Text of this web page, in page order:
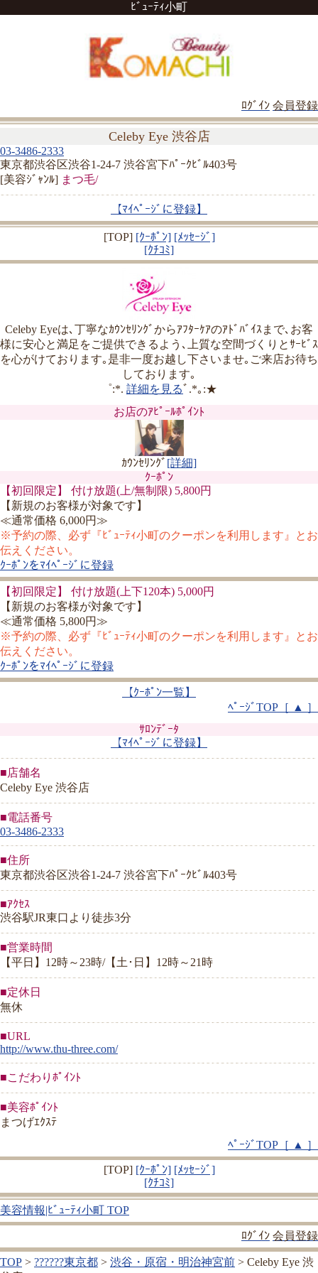
ﾋﾞｭｰﾃｨ小町
ﾛｸﾞｲﾝ 会員登録
Celeby Eye 渋谷店
03-3486-2333
東京都渋谷区渋谷1-24-7 渋谷宮下ﾊﾟｰｸﾋﾞﾙ403号
[美容ｼﾞｬﾝﾙ] まつ毛/
【ﾏｲﾍﾟｰｼﾞに登録】
[TOP] [ｸｰﾎﾟﾝ] [ﾒｯｾｰｼﾞ]
[ｸﾁｺﾐ]
Celeby Eyeは､丁寧なｶｳﾝｾﾘﾝｸﾞからｱﾌﾀｰｹｱのｱﾄﾞﾊﾞｲｽまで､お客
様に安心と満足をご提供できるよう､上質な空間づくりとｻｰﾋﾞｽ
を心がけております｡是非一度お越し下さいませ｡ご来店お待ち
しております｡
゜:*. 詳細を見るﾞ.*｡:★
お店のｱﾋﾟｰﾙﾎﾟｲﾝﾄ
ｶｳﾝｾﾘﾝｸﾞ [詳細]
ｸｰﾎﾟﾝ
【初回限定】 付け放題(上/無制限) 5,800円
【新規のお客様が対象です】
≪通常価格 6,000円≫
※予約の際、必ず『ﾋﾞｭｰﾃｨ小町のクーポンを利用します』とお
伝えください。
ｸｰﾎﾟﾝをﾏｲﾍﾟｰｼﾞに登録
【初回限定】 付け放題(上下120本) 5,000円
【新規のお客様が対象です】
≪通常価格 5,800円≫
※予約の際、必ず『ﾋﾞｭｰﾃｨ小町のクーポンを利用します』とお
伝えください。
ｸｰﾎﾟﾝをﾏｲﾍﾟｰｼﾞに登録
【ｸｰﾎﾟﾝ一覧】
ﾍﾟｰｼﾞTOP［ ▲ ］
ｻﾛﾝﾃﾞｰﾀ
【ﾏｲﾍﾟｰｼﾞに登録】
■店舗名
Celeby Eye 渋谷店
■電話番号
03-3486-2333
■住所
東京都渋谷区渋谷1-24-7 渋谷宮下ﾊﾟｰｸﾋﾞﾙ403号
■ｱｸｾｽ
渋谷駅JR東口より徒歩3分
■営業時間
【平日】12時～23時/【土･日】12時～21時
■定休日
無休
■URL
http://www.thu-three.com/
■こだわりﾎﾟｲﾝﾄ
■美容ﾎﾟｲﾝﾄ
まつげｴｸｽﾃ
ﾍﾟｰｼﾞTOP［ ▲ ］
[TOP] [ｸｰﾎﾟﾝ] [ﾒｯｾｰｼﾞ]
[ｸﾁｺﾐ]
美容情報|ﾋﾞｭｰﾃｨ小町 TOP
ﾛｸﾞｲﾝ 会員登録
TOP > ??????東京都 > 渋谷・原宿・明治神宮前 > Celeby Eye 渋